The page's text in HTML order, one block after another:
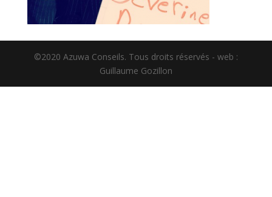
©2020 Azuwa Conseils. Tous droits réservés - web :
Guillaume Gozillon